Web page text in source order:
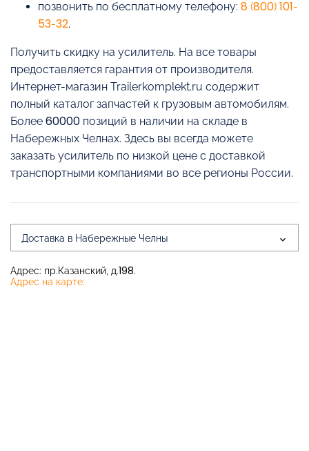
позвонить по бесплатному телефону: 8 (800) 101-
53-32.
Получить скидку на усилитель. На все товары
предоставляется гарантия от производителя.
Интернет-магазин Trailerkomplekt.ru содержит
полный каталог запчастей к грузовым автомобилям.
Более 60000 позиций в наличии на складе в
Набережных Челнах. Здесь вы всегда можете
заказать усилитель по низкой цене с доставкой
транспортными компаниями во все регионы России.
Доставка в Набережные Челны
Адрес: пр.Казанский, д.198.
Адрес на карте: